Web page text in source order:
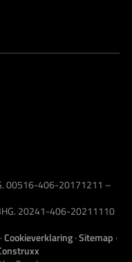
00516-406-20171211 –
20241-406-20211110
·Cookieverklaring·Sitemap ·